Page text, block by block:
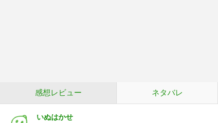
感想レビュー ネタバレ
いぬはかせ